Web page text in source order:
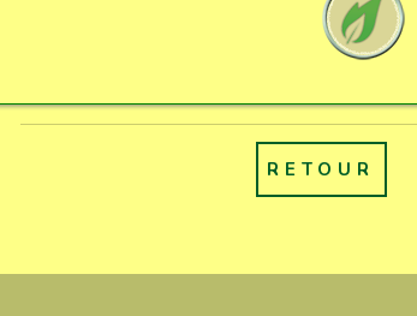
RETOUR